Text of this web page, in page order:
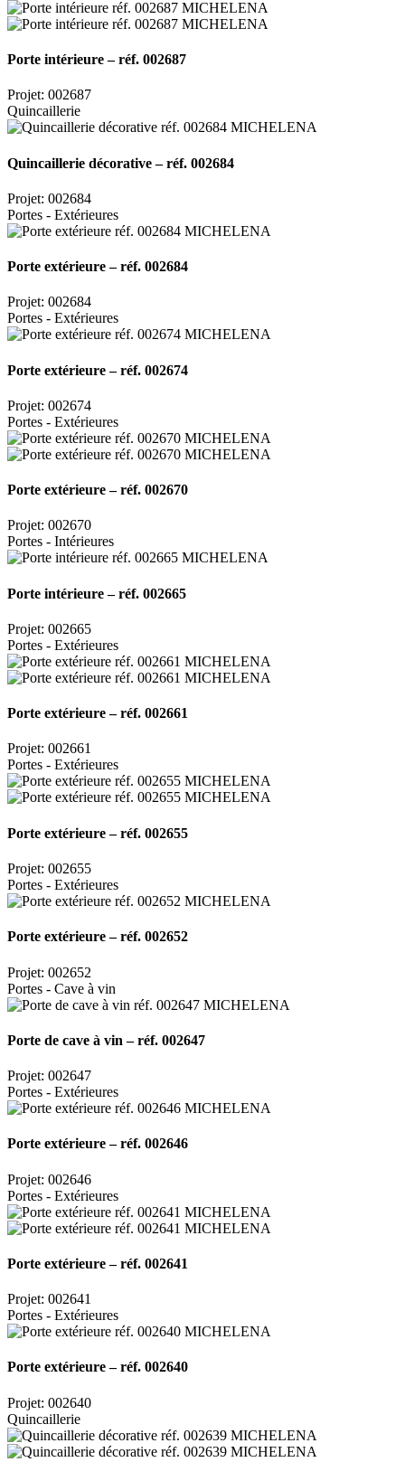
Porte intérieure – réf. 002687
Projet: 002687
Quincaillerie
Quincaillerie décorative – réf. 002684
Projet: 002684
Portes - Extérieures
Porte extérieure – réf. 002684
Projet: 002684
Portes - Extérieures
Porte extérieure – réf. 002674
Projet: 002674
Portes - Extérieures
Porte extérieure – réf. 002670
Projet: 002670
Portes - Intérieures
Porte intérieure – réf. 002665
Projet: 002665
Portes - Extérieures
Porte extérieure – réf. 002661
Projet: 002661
Portes - Extérieures
Porte extérieure – réf. 002655
Projet: 002655
Portes - Extérieures
Porte extérieure – réf. 002652
Projet: 002652
Portes - Cave à vin
Porte de cave à vin – réf. 002647
Projet: 002647
Portes - Extérieures
Porte extérieure – réf. 002646
Projet: 002646
Portes - Extérieures
Porte extérieure – réf. 002641
Projet: 002641
Portes - Extérieures
Porte extérieure – réf. 002640
Projet: 002640
Quincaillerie